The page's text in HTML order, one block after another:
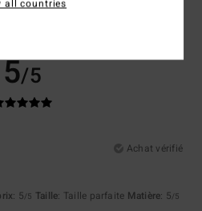
5/5
Achat vérifié
: 5/5 Taille: Taille parfaite Matière: 5/5
all countries